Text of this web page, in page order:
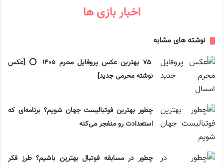
اخبار بازی ها
نوشته های مشابه
۷۵ بهترین عکس پروفایل محرم ۱۴۰۵ ⭕️ [عکس
نوشته محرمی جدید]
چطور بهترین فوتبالیست جهان شویم؟ برنامه‌ای که
استعدادت رو منفجر می‌کنه
چطور در مسابقه فوتبال بهترین باشیم؟ طرز فکر